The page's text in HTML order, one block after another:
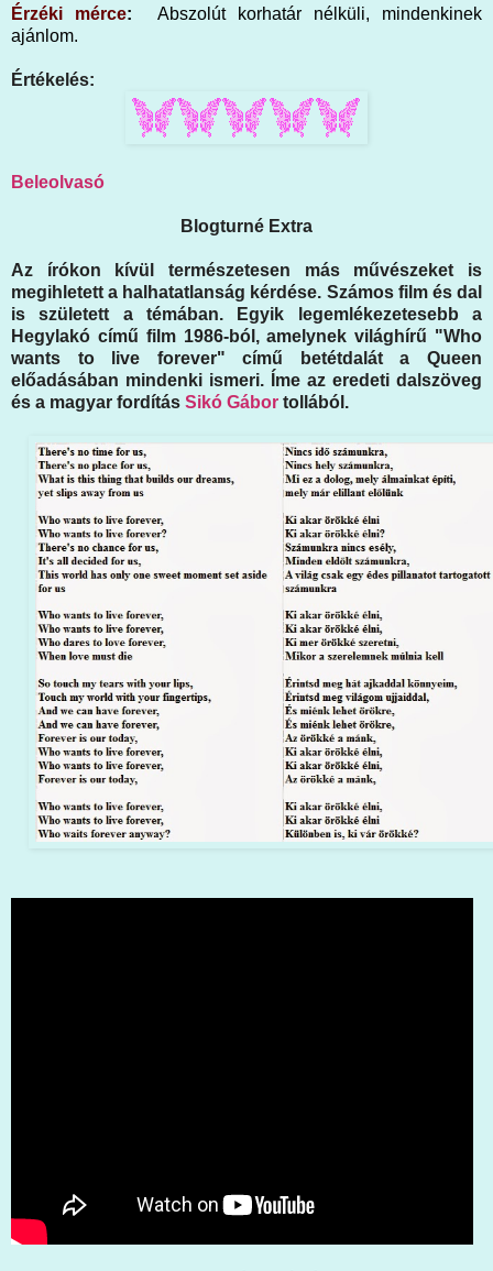
Érzéki mérce: Abszolút korhatár nélküli, mindenkinek
ajánlom.
Értékelés:
Beleolvasó
Blogturné Extra
Az írókon kívül természetesen más művészeket is
megihletett a halhatatlanság kérdése. Számos film és dal
is született a témában. Egyik legemlékezetesebb a
Hegylakó című film 1986-ból, amelynek világhírű "Who
wants to live forever" című betétdalát a Queen
előadásában mindenki ismeri. Íme az eredeti dalszöveg
és a magyar fordítás Sikó Gábor tollából.